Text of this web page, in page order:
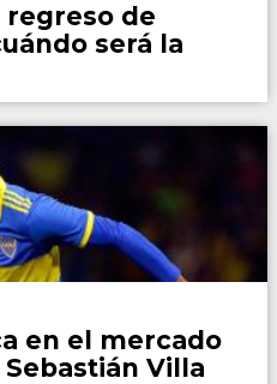
regreso de
será la
en el mercado
Villa